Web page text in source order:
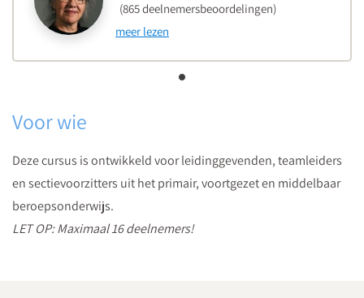
(865 deelnemersbeoordelingen)
meer lezen
Voor wie
Deze cursus is ontwikkeld voor leidinggevenden, teamleiders
en sectievoorzitters uit het primair, voortgezet en middelbaar
beroepsonderwijs.
LET OP: Maximaal 16 deelnemers!